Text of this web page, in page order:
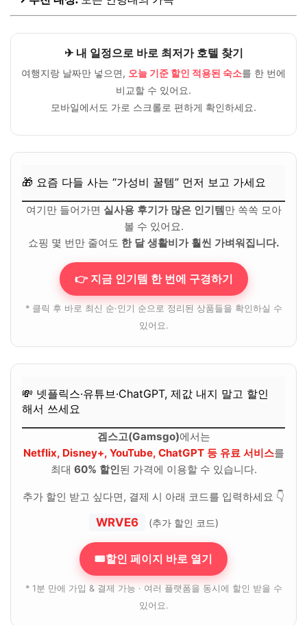
✈ 내 일정으로 바로 최저가 호텔 찾기
여행지랑 날짜만 넣으면, 오늘 기준 할인 적용된 숙소를 한 번에
비교할 수 있어요.
모바일에서도 가로 스크롤로 편하게 확인하세요.
🎁 요즘 다들 사는 “가성비 꿀템” 먼저 보고 가세요
여기만 들어가면 실사용 후기가 많은 인기템만 쏙쏙 모아
볼 수 있어요.
쇼핑 몇 번만 줄여도 한 달 생활비가 훨씬 가벼워집니다.
👉 지금 인기템 한 번에 구경하기
* 클릭 후 바로 최신 순·인기 순으로 정리된 상품들을 확인하실 수
있어요.
💸 넷플릭스·유튜브·ChatGPT, 제값 내지 말고 할인
해서 쓰세요
겜스고(Gamsgo)에서는
Netflix, Disney+, YouTube, ChatGPT 등 유료 서비스를
최대 60% 할인된 가격에 이용할 수 있습니다.
추가 할인 받고 싶다면, 결제 시 아래 코드를 입력하세요 👇
WRVE6 (추가 할인 코드)
🎟할인 페이지 바로 열기
* 1분 만에 가입 & 결제 가능 · 여러 플랫폼을 동시에 할인 받을 수
있어요.